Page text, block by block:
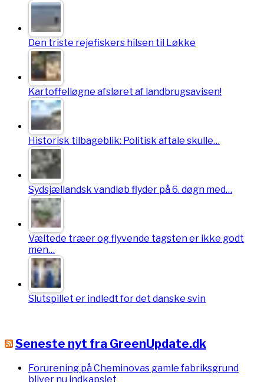
Den triste rejefiskers hilsen til Løkke
Kartoffelløgne afsløret af landbrugsavisen!
Historisk tilbageblik: Politisk aftale skulle…
Sydsjællandsk vandløb flyder på 6. døgn med…
Væltede træer og flyvende tagsten er ikke godt
men…
Slutspillet er indledt for det danske svin
Seneste nyt fra GreenUpdate.dk
Forurening på Cheminovas gamle fabriksgrund
bliver nu indkapslet